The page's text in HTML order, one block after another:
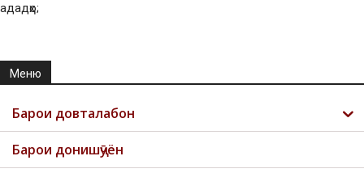
ададҳо;
Меню
Барои довталабон
Барои донишҷӯён